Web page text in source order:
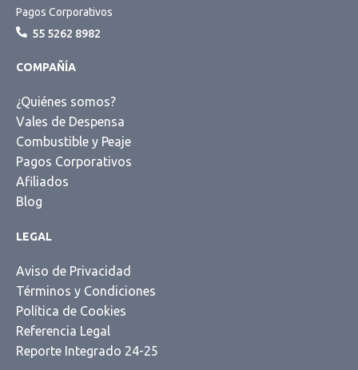
Pagos Corporativos
55 5262 8982
COMPAÑÍA
¿Quiénes somos?
Vales de Despensa
Combustible y Peaje
Pagos Corporativos
Afiliados
Blog
LEGAL
Aviso de Privacidad
Términos y Condiciones
Política de Cookies
Referencia Legal
Reporte Integrado 24-25